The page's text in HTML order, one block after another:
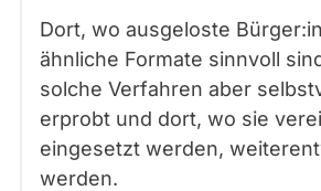
Dort, wo ausgeloste
ähnliche Formate sinnvoll
solche Verfahren aber
erprobt und dort, wo sie
eingesetzt werden,
werden.